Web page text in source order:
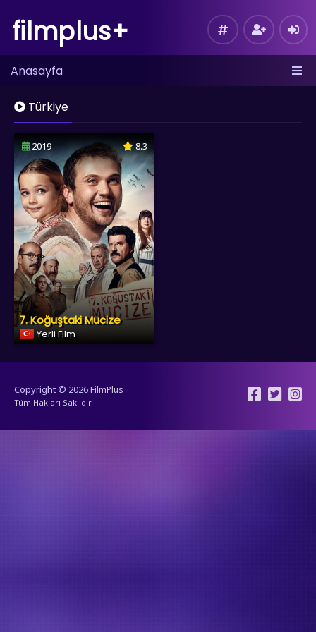
filmplus+
Anasayfa
Türkiye
2019 8.3
7. Koğuştaki Mucize
Yerli Film
Copyright © 2026FilmPlus
Tüm Hakları Saklıdır